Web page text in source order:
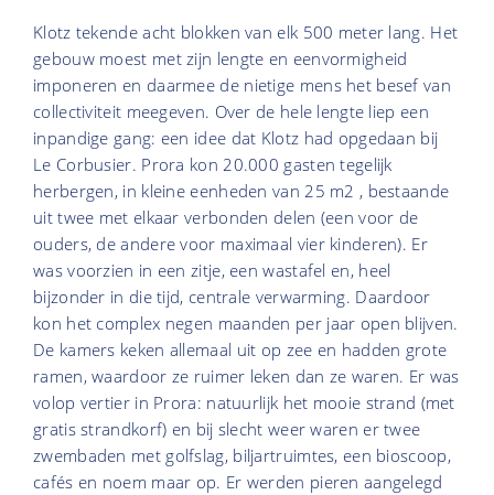
Klotz tekende acht blokken van elk 500 meter lang. Het
gebouw moest met zijn lengte en eenvormigheid
imponeren en daarmee de nietige mens het besef van
collectiviteit meegeven. Over de hele lengte liep een
inpandige gang: een idee dat Klotz had opgedaan bij
Le Corbusier. Prora kon 20.000 gasten tegelijk
herbergen, in kleine eenheden van 25 m2 , bestaande
uit twee met elkaar verbonden delen (een voor de
ouders, de andere voor maximaal vier kinderen). Er
was voorzien in een zitje, een wastafel en, heel
bijzonder in die tijd, centrale verwarming. Daardoor
kon het complex negen maanden per jaar open blijven.
De kamers keken allemaal uit op zee en hadden grote
ramen, waardoor ze ruimer leken dan ze waren. Er was
volop vertier in Prora: natuurlijk het mooie strand (met
gratis strandkorf) en bij slecht weer waren er twee
zwembaden met golfslag, biljartruimtes, een bioscoop,
cafés en noem maar op. Er werden pieren aangelegd